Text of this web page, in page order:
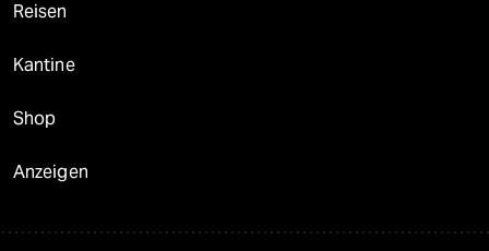
Reisen
Kantine
Shop
Anzeigen